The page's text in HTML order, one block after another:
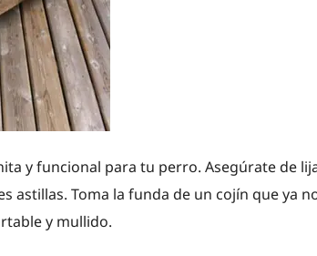
y funcional para tu perro. Asegúrate de
astillas. Toma la funda de un cojín que ya
y mullido.